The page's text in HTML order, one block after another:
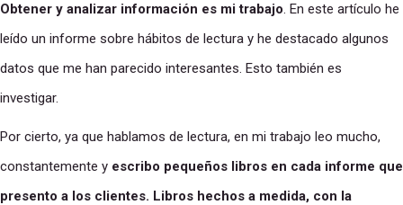
Obtener y analizar información es mi trabajo. En este artículo he
leído un informe sobre hábitos de lectura y he destacado algunos
datos que me han parecido interesantes. Esto también es
investigar.
Por cierto, ya que hablamos de lectura, en mi trabajo leo mucho,
constantemente y escribo pequeños libros en cada informe que
presento a los clientes. Libros hechos a medida, con la